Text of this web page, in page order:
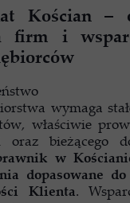
Kościan –
firm i
wymaga
właściwie
oraz bieżącego
w
dopasowane
Klienta.